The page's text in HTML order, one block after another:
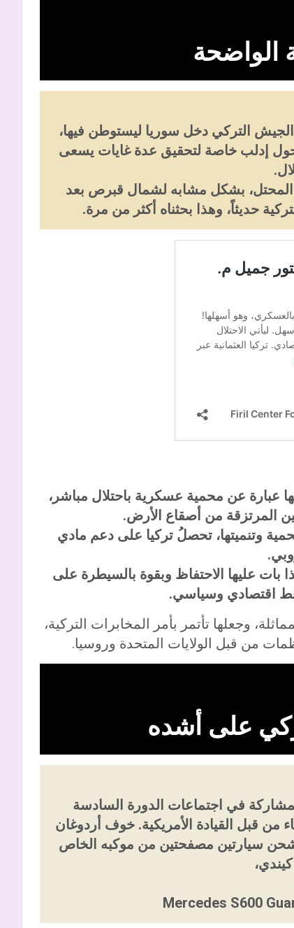
الواضحة
التركي دخل سوريا ليستوطن فيها،
إدلب خاصة لتحقيق عدة غايات يسعى
المحتل، بشكل مشابه لشمال قبرص بعد
حديثاً، وهذا بحثناه أكثر من مرة.
عبارة عن محمية عسكرية باحتلال مباشر،
المرتزقة من أصقاع الأرض.
وتنميتها، تحصلُ تركيا على دعم مادي
عليها الاحتفاظ وبقوة بالسيطرة على
اقتصادي وسياسي.
وجعلها تأتمر بأمر المخابرات التركية،
من قبل الولايات المتحدة وروسيا.
على أشده
في اجتماعات الدورة السادسة
من قبل القيادة الأمريكية. خوف أردوغان
سيارتين مصفحتين من موكبه الخاص